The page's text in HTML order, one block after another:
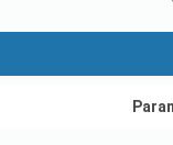
Camping
Pays-Bas /